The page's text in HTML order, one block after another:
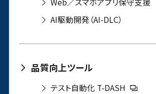
AI駆動開発（AI-DLC）
品質向上ツール
テスト自動化 T-DASH